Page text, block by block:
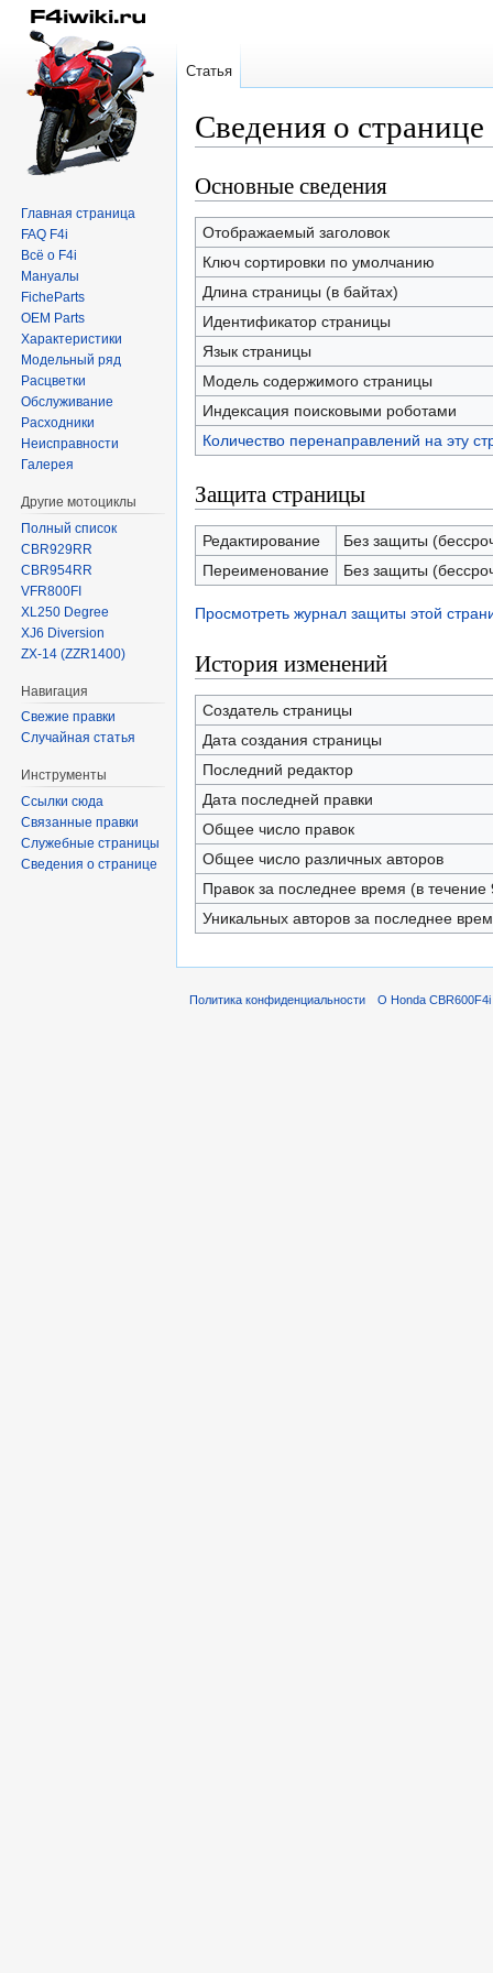
Сведения о
Перейти
к
навигации
Перейти
к
поиску
Основные сведения
Отображаемый заголовок
Ключ сортировки по умолчанию
Длина страницы (в байтах)
Идентификатор страницы
Язык страницы
Модель содержимого страницы
Индексация поисковыми роботами
Количество перенаправлений на эту
Защита страницы
Редактирование
Без защиты
Переименование
Без защиты
Просмотреть журнал защиты этой
История изменений
Создатель страницы
Дата создания страницы
Последний редактор
Дата последней правки
Общее число правок
Общее число различных авторов
Правок за последнее время (в течение
Уникальных авторов за последнее
Статья
Главная страница
FAQ F4i
Всё о F4i
Мануалы
FicheParts
OEM Parts
Характеристики
Модельный ряд
Расцветки
Обслуживание
Расходники
Неисправности
Галерея
Другие мотоциклы
Полный список
CBR929RR
CBR954RR
VFR800FI
XL250 Degree
XJ6 Diversion
ZX-14 (ZZR1400)
Навигация
Свежие правки
Случайная статья
Инструменты
Ссылки сюда
Связанные правки
Служебные страницы
Сведения о странице
Политика конфиденциальности О Honda CBR600F4i